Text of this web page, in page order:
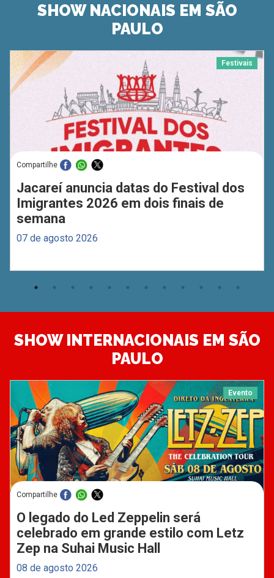
SHOW NACIONAIS EM SÃO
PAULO
Festivais
Compartilhe
Jacareí anuncia datas do Festival dos
Imigrantes 2026 em dois finais de
semana
07 de agosto 2026
SHOW INTERNACIONAIS EM SÃO
PAULO
Evento
Compartilhe
O legado do Led Zeppelin será
celebrado em grande estilo com Letz
Zep na Suhai Music Hall
08 de agosto 2026